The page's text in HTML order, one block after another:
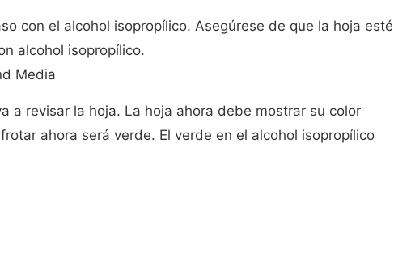
con el alcohol isopropílico. Asegúrese de que la hoja esté
alcohol isopropílico.
Media
a revisar la hoja. La hoja ahora debe mostrar su color
ahora será verde. El verde en el alcohol isopropílico